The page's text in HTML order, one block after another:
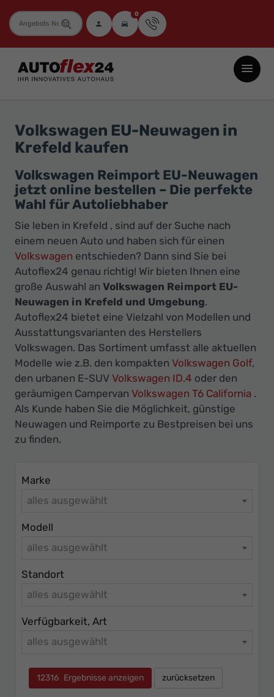
Fahrzeugnummer 0
Autoflex24
GmbH
Neuwagen
Jahreswagen
und
Gebrauchtwagen
zu
Top-
Preisen
-
Ihr
Innovatives
Autohaus
Volkswagen EU-Neuwagen in
Krefeld kaufen
Volkswagen Reimport EU-Neuwagen
jetzt online bestellen – Die perfekte
Wahl für Autoliebhaber
Sie leben in Krefeld , sind auf der Suche nach
einem neuen Auto und haben sich für einen
Volkswagen entschieden? Dann sind Sie bei
Autoflex24 genau richtig! Wir bieten Ihnen eine
große Auswahl an Volkswagen Reimport EU-
Neuwagen in Krefeld und Umgebung.
Autoflex24 bietet eine Vielzahl von Modellen und
Ausstattungsvarianten des Herstellers
Volkswagen. Das Sortiment umfasst alle aktuellen
Modelle wie z.B. den kompakten Volkswagen Golf,
den urbanen E-SUV Volkswagen ID.4 oder den
geräumigen Campervan Volkswagen T6 California .
Als Kunde haben Sie die Möglichkeit, günstige
Neuwagen und Reimporte zu Bestpreisen bei uns
zu finden.
Marke
alles ausgewählt
Modell
alles ausgewählt
Standort
alles ausgewählt
Verfügbarkeit, Art
alles ausgewählt
12316 Ergebnisse anzeigen zurücksetzen